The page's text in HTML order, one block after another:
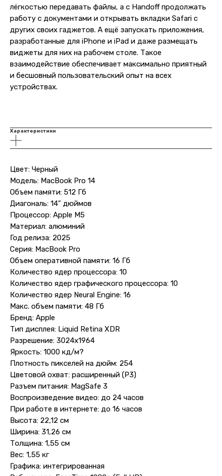
лёгкостью передавать файлы, а с Handoff продолжать
работу с документами и открывать вкладки Safari с
других своих гаджетов. А ещё запускать приложения,
разработанные для iPhone и iPad и даже размещать
виджеты для них на рабочем столе. Такое
взаимодействие обеспечивает максимально приятный
и бесшовный пользовательский опыт на всех
устройствах.
Характеристики
Цвет: Черный
Модель: MacBook Pro 14
Объем памяти: 512 Гб
Диагональ: 14” дюймов
Процессор: Apple M5
Материал: алюминий
Год релиза: 2025
Серия: MacBook Pro
Объем оперативной памяти: 16 Гб
Количество ядер процессора: 10
Количество ядер графического процессора: 10
Количество ядер Neural Engine: 16
Макс. объем памяти: 48 Гб
Бренд: Apple
Тип дисплея: Liquid Retina XDR
Разрешение: 3024x1964
Яркость: 1000 кд/м?
Плотность пикселей на дюйм: 254
Цветовой охват: расширенный (P3)
Разъем питания: MagSafe 3
Воспроизведение видео: до 24 часов
При работе в интернете: до 16 часов
Высота: 22,12 см
Ширина: 31,26 см
Толщина: 1,55 см
Вес: 1,55 кг
Графика: интегрированная